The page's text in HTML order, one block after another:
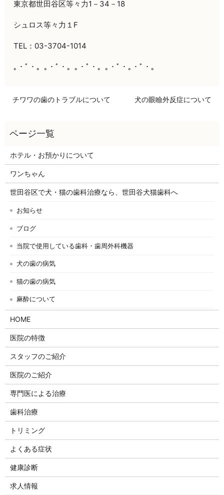
東京都世田谷区等々力1－34－18
シュロス等々力１F
TEL：03-3704-1014
｡・ﾟ・。｡・ﾟ・。｡・ﾟ・。｡・ﾟ・｡・ﾟ・。
チワワの歯のトラブルについて 犬の眼瞼外反症について
ホテル・お預かりについて
ワンちゃん
世田谷区で犬・猫の歯科治療なら、世田谷犬猫歯科へ
お知らせ
ブログ
当院で使用している歯科・歯周外科機器
犬の歯の病気
猫の歯の病気
麻酔について
HOME
医院の特徴
スタッフのご紹介
医院のご紹介
専門医による治療
歯科治療
トリミング
よくある症状
健康診断
求人情報